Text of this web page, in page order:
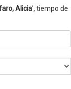
Alicia', tiempo de